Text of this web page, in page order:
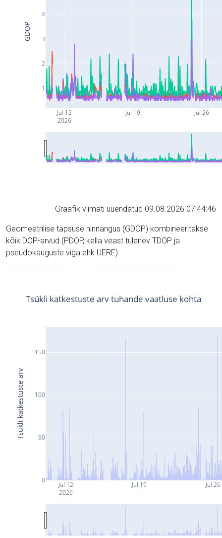
Jul 12
2026
Jul 19 Jul 26
1
2
3
4
GDOP
Graafik viimati uuendatud 09.08.2026 07:44:46
Geomeetrilise täpsuse hinnangus (GDOP) kombineeritakse
kõik DOP-arvud (PDOP, kella veast tulenev TDOP ja
pseudokauguste viga ehk UERE).
Jul 12
2026
Jul 19 Jul 26
0
50
100
150
Tsükli katkestuste arv tuhande vaatluse kohta
Tsükli katkestuste arv